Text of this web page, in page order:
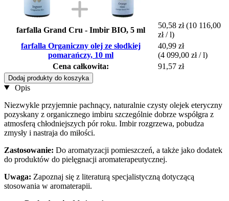
farfalla Grand Cru - Imbir BIO, 5 ml
50,58 zł (10 116,00
zł / l)
farfalla Organiczny olej ze słodkiej
pomarańczy, 10 ml
40,99 zł
(4 099,00 zł / l)
Cena całkowita:
91,57 zł
Dodaj produkty do koszyka
Opis
Niezwykle przyjemnie pachnący, naturalnie czysty olejek eteryczny
pozyskany z organicznego imbiru szczególnie dobrze współgra z
atmosferą chłodniejszych pór roku. Imbir rozgrzewa, pobudza
zmysły i nastraja do miłości.
Zastosowanie: Do aromatyzacji pomieszczeń, a także jako dodatek
do produktów do pielęgnacji aromaterapeutycznej.
Uwaga: Zapoznaj się z literaturą specjalistyczną dotyczącą
stosowania w aromaterapii.